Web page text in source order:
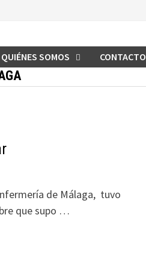
QUIÉNES SOMOS CONTACTO
de Málaga, tuvo
que supo …